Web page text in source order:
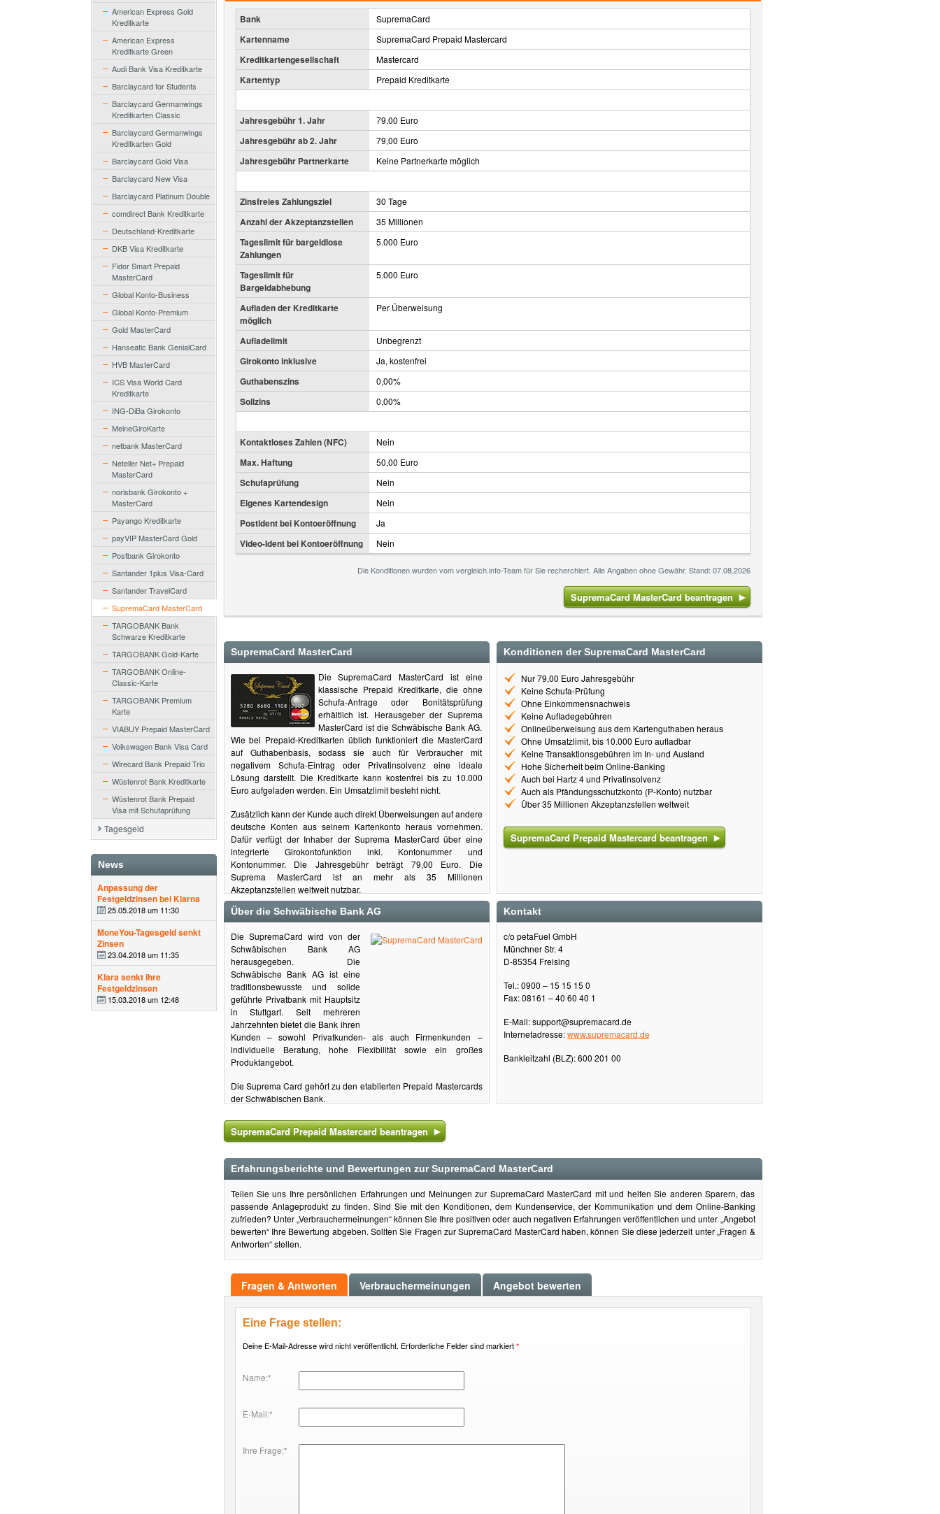
American Express Gold
Kreditkarte
American Express
Kreditkarte Green
Audi Bank Visa Kreditkarte
Barclaycard for Students
Barclaycard Germanwings
Kreditkarten Classic
Barclaycard Germanwings
Kreditkarten Gold
Barclaycard Gold Visa
Barclaycard New Visa
Barclaycard Platinum Double
comdirect Bank Kreditkarte
Deutschland-Kreditkarte
DKB Visa Kreditkarte
Fidor Smart Prepaid
MasterCard
Global Konto-Business
Global Konto-Premium
Gold MasterCard
Hanseatic Bank GenialCard
HVB MasterCard
ICS Visa World Card
Kreditkarte
ING-DiBa Girokonto
MeineGiroKarte
netbank MasterCard
Neteller Net+ Prepaid
MasterCard
norisbank Girokonto +
MasterCard
Payango Kreditkarte
payVIP MasterCard Gold
Postbank Girokonto
Santander 1plus Visa-Card
Santander TravelCard
SupremaCard MasterCard
TARGOBANK Bank
Schwarze Kreditkarte
TARGOBANK Gold-Karte
TARGOBANK Online-
Classic-Karte
TARGOBANK Premium
Karte
VIABUY Prepaid MasterCard
Volkswagen Bank Visa Card
Wirecard Bank Prepaid Trio
Wüstenrot Bank Kreditkarte
Wüstenrot Bank Prepaid
Visa mit Schufaprüfung
Tagesgeld
News
Anpassung der
Festgeldzinsen bei Klarna
25.05.2018 um 11:30
MoneYou-Tagesgeld senkt
Zinsen
23.04.2018 um 11:35
Klara senkt ihre
Festgeldzinsen
15.03.2018 um 12:48
Bank SupremaCard
Kartenname SupremaCard Prepaid Mastercard
Kreditkartengesellschaft Mastercard
Kartentyp Prepaid Kreditkarte
Jahresgebühr 1. Jahr 79,00 Euro
Jahresgebühr ab 2. Jahr 79,00 Euro
Jahresgebühr Partnerkarte Keine Partnerkarte möglich
Zinsfreies Zahlungsziel 30 Tage
Anzahl der Akzeptanzstellen 35 Millionen
Tageslimit für bargeldlose
Zahlungen
5.000 Euro
Tageslimit für
Bargeldabhebung
5.000 Euro
Aufladen der Kreditkarte
möglich
Per Überweisung
Aufladelimit Unbegrenzt
Girokonto inklusive Ja, kostenfrei
Guthabenszins 0,00%
Sollzins 0,00%
Kontaktloses Zahlen (NFC) Nein
Max. Haftung 50,00 Euro
Schufaprüfung Nein
Eigenes Kartendesign Nein
Postident bei Kontoeröffnung Ja
Video-Ident bei Kontoeröffnung Nein
Die Konditionen wurden vom vergleich.info-Team für Sie recherchiert. Alle Angaben ohne Gewähr. Stand: 07.08.2026
SupremaCard MasterCard beantragen
SupremaCard MasterCard
Die SupremaCard MasterCard ist eine
klassische Prepaid Kreditkarte, die ohne
Schufa-Anfrage oder Bonitätsprüfung
erhältlich ist. Herausgeber der Suprema
MasterCard ist die Schwäbische Bank AG.
Wie bei Prepaid-Kreditkarten üblich funktioniert die MasterCard
auf Guthabenbasis, sodass sie auch für Verbraucher mit
negativem Schufa-Eintrag oder Privatinsolvenz eine ideale
Lösung darstellt. Die Kreditkarte kann kostenfrei bis zu 10.000
Euro aufgeladen werden. Ein Umsatzlimit besteht nicht.
Zusätzlich kann der Kunde auch direkt Überweisungen auf andere
deutsche Konten aus seinem Kartenkonto heraus vornehmen.
Dafür verfügt der Inhaber der Suprema MasterCard über eine
integrierte Girokontofunktion inkl. Kontonummer und
Kontonummer. Die Jahresgebühr beträgt 79,00 Euro. Die
Suprema MasterCard ist an mehr als 35 Millionen
Akzeptanzstellen weltweit nutzbar.
Konditionen der SupremaCard MasterCard
Nur 79,00 Euro Jahresgebühr
Keine Schufa-Prüfung
Ohne Einkommensnachweis
Keine Aufladegebühren
Onlineüberweisung aus dem Kartenguthaben heraus
Ohne Umsatzlimit, bis 10.000 Euro aufladbar
Keine Transaktionsgebühren im In- und Ausland
Hohe Sicherheit beim Online-Banking
Auch bei Hartz 4 und Privatinsolvenz
Auch als Pfändungsschutzkonto (P-Konto) nutzbar
Über 35 Millionen Akzeptanzstellen weltweit
SupremaCard Prepaid Mastercard beantragen
Über die Schwäbische Bank AG
Die SupremaCard wird von der
Schwäbischen Bank AG
herausgegeben. Die
Schwäbische Bank AG ist eine
traditionsbewusste und solide
geführte Privatbank mit Hauptsitz
in Stuttgart. Seit mehreren
Jahrzehnten bietet die Bank ihren
Kunden – sowohl Privatkunden- als auch Firmenkunden –
individuelle Beratung, hohe Flexibilität sowie ein großes
Produktangebot.
Die Suprema Card gehört zu den etablierten Prepaid Mastercards
der Schwäbischen Bank.
Kontakt
c/o petaFuel GmbH
Münchner Str. 4
D-85354 Freising
Tel.: 0900 – 15 15 15 0
Fax: 08161 – 40 60 40 1
E-Mail: support@supremacard.de
Internetadresse:www.supremacard.de
Bankleitzahl (BLZ): 600 201 00
SupremaCard Prepaid Mastercard beantragen
Erfahrungsberichte und Bewertungen zur SupremaCard MasterCard
Teilen Sie uns Ihre persönlichen Erfahrungen und Meinungen zur SupremaCard MasterCard mit und helfen Sie anderen Sparern, das
passende Anlageprodukt zu finden. Sind Sie mit den Konditionen, dem Kundenservice, der Kommunikation und dem Online-Banking
zufrieden? Unter „Verbrauchermeinungen“ können Sie Ihre positiven oder auch negativen Erfahrungen veröffentlichen und unter „Angebot
bewerten“ Ihre Bewertung abgeben. Sollten Sie Fragen zur SupremaCard MasterCard haben, können Sie diese jederzeit unter „Fragen &
Antworten“ stellen.
Fragen & Antworten Verbrauchermeinungen Angebot bewerten
Eine Frage stellen:
Deine E-Mail-Adresse wird nicht veröffentlicht. Erforderliche Felder sind markiert *
Name:*
E-Mail:*
Ihre Frage:*